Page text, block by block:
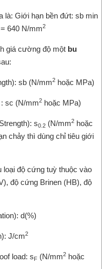
là: Giới hạn bền đứt: sb min
640 N/mm2
giá cường độ một bu
sb (N/mm2 hoặc MPa)
(N/mm2 hoặc MPa)
s0.2 (N/mm2 hoặc
chảy thì dùng chỉ tiêu giới
độ cứng tuỳ thuộc vào
độ cứng Brinen (HB), độ
d(%)
J/cm2
load: sF (N/mm2 hoặc